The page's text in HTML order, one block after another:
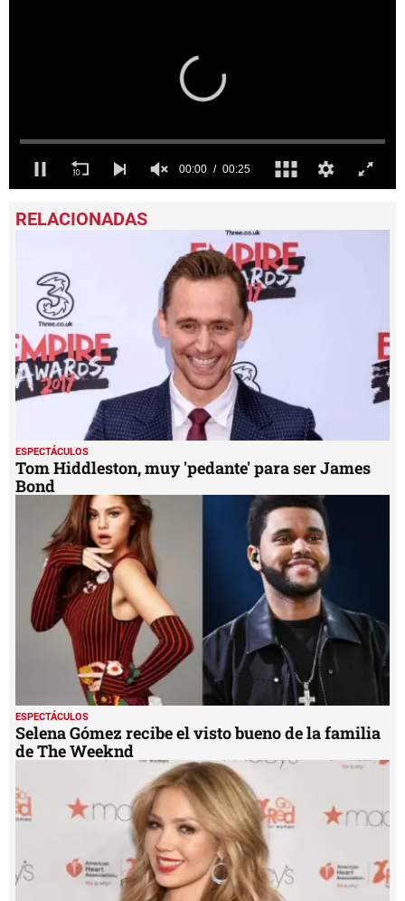
seconds
of
ESPECTÁCULOS
Tom Hiddleston, muy 'pedante' para ser James
Bond